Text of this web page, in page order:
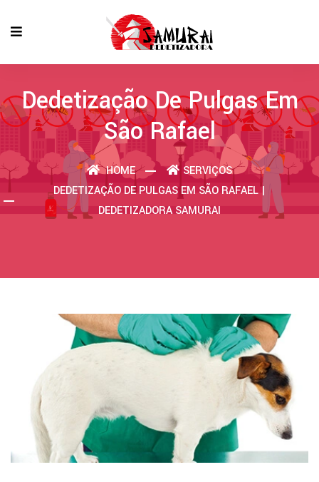
Dedetização De Pulgas Em
São Rafael
HOME
SERVIÇOS
DEDETIZAÇÃO DE PULGAS EM SÃO RAFAEL |
DEDETIZADORA SAMURAI